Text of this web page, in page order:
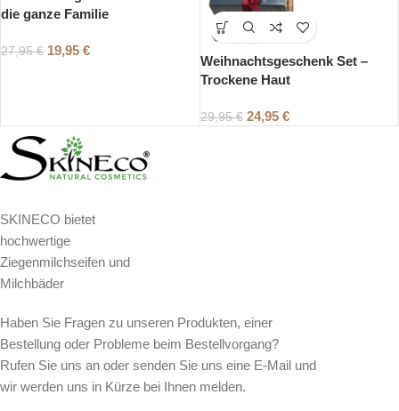
die ganze Familie
27,95€ 19,95 €
Weihnachtsgeschenk Set –
Trockene Haut
29,95€ 24,95 €
SKINECO bietet
hochwertige
Ziegenmilchseifen und
Milchbäder
Haben Sie Fragen zu unseren Produkten, einer
Bestellung oder Probleme beim Bestellvorgang?
Rufen Sie uns an oder senden Sie uns eine E-Mail und
wir werden uns in Kürze bei Ihnen melden.